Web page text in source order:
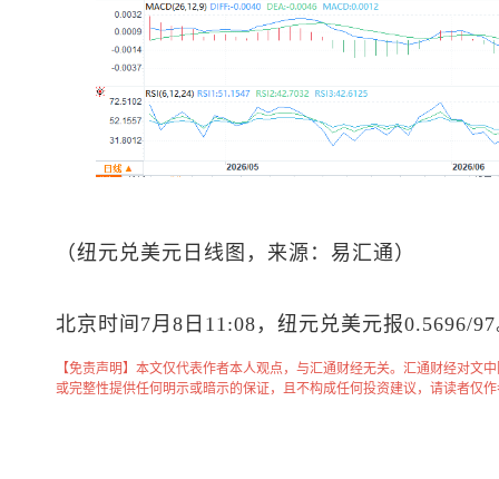
（纽元兑美元 日线图，来源：易汇通）
北京时间7月8日11:08， 纽元兑美元报0.5696/
【免责声明】本文仅代表作者本人观点，与汇通财经无关。汇通财经对文
或完整性提供任何明示或暗示的保证，且不构成任何投资建议，请读者仅